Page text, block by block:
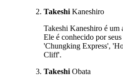
Takeshi Kaneshiro
Takeshi Kaneshiro é um
Ele é conhecido por
'Chungking Express',
Cliff'.
Takeshi Obata